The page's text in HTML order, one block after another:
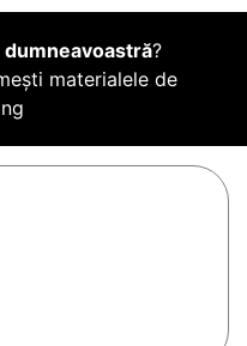
dumneavoastră?
materialele de